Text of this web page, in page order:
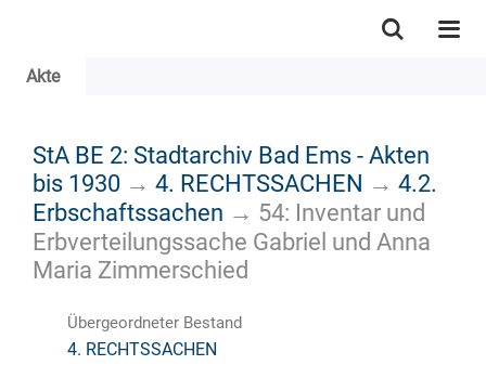
Akte
StA BE 2: Stadtarchiv Bad Ems - Akten
bis 1930 → 4. RECHTSSACHEN → 4.2.
Erbschaftssachen → 54: Inventar und
Erbverteilungssache Gabriel und Anna
Maria Zimmerschied
Übergeordneter Bestand
4. RECHTSSACHEN